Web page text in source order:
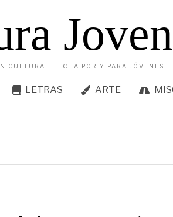
Joven
CULTURAL HECHA POR Y PARA JÓVENES
LETRAS ARTE